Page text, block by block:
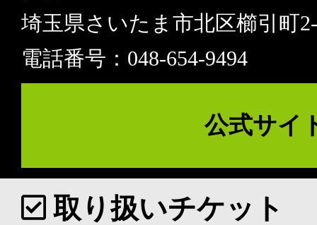
埼玉県さいたま市北区櫛引町
電話番号：048-654-9494
公式サイ
取り扱いチケット